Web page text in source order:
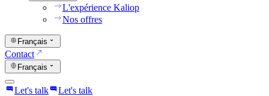
L'expérience Kaliop
Nos offres
Français
Contact
Français
Let's talk Let's talk